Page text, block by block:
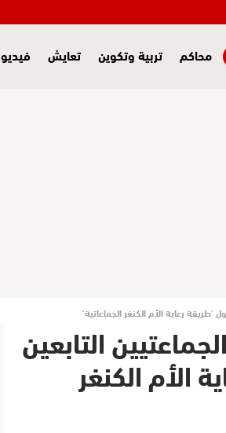
محاكم تربية وتكوين تعايش فيديو
رعاية الأم الكنغر الجماعاتية’
التابعين
الأم الكنغر